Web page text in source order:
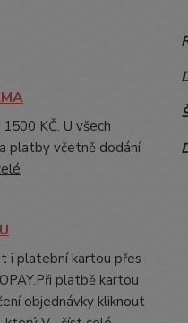
KČ. U všech
platby včetně dodání
i platební kartou přes
platbě kartou
objednávky kliknout